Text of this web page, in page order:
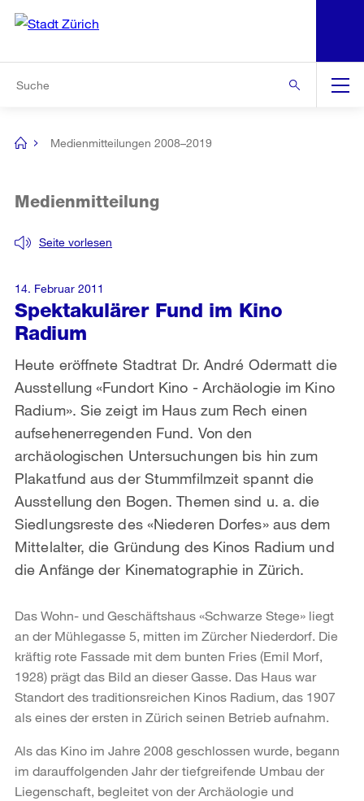
Navigation
[no
Medienmitteilungen 2008–2019
Spektakulärer Fund im Kino
Radium
Seite vorlesen
Medienmitteilung
Heute eröffnete Stadtrat Dr. André Odermatt die
Ausstellung «Fundort Kino - Archäologie im Kino
Radium». Sie zeigt im Haus zum Rech einen
aufsehenerregenden Fund. Von den
archäologischen Untersuchungen bis hin zum
Plakatfund aus der Stummfilmzeit spannt die
Ausstellung den Bogen. Themen sind u. a. die
Siedlungsreste des «Niederen Dorfes» aus dem
Mittelalter, die Gründung des Kinos Radium und
die Anfänge der Kinematographie in Zürich.
14. Februar 2011
Das Wohn- und Geschäftshaus «Schwarze Stege» liegt
an der Mühlegasse 5, mitten im Zürcher Niederdorf. Die
kräftig rote Fassade mit dem bunten Fries (Emil Morf,
1928) prägt das Bild an dieser Gasse. Das Haus war
Standort des traditionsreichen Kinos Radium, das 1907
als eines der ersten in Zürich seinen Betrieb aufnahm.
Als das Kino im Jahre 2008 geschlossen wurde, begann
im darauffolgenden Jahr der tiefgreifende Umbau der
Liegenschaft, begleitet von der Archäologie und